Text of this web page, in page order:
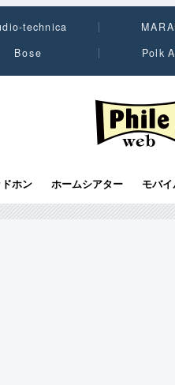
technica
Bose
Polk
PHILE WEB
ホン ホームシアター モバ